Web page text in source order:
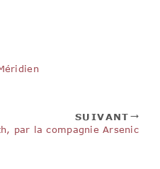
SUIVANT
par la compagnie Arsenic